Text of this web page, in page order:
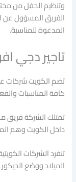
وتنظيم الحفل من
الفريق المسؤول عن
المدعوة للمناسبة.
تاجير دجي
تضم الكويت شركات
كافة المناسبات
تمتلك الشركة فريق
داخل الكويت وهم
تنفرد الشركات
الميلاد ووضع